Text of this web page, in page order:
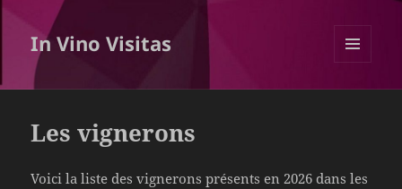
In Vino Visitas
Les vignerons
Voici la liste des vignerons présents en 2026 dans les